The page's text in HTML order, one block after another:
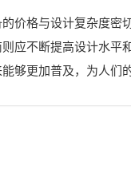
价格与设计复杂度密
应不断提高设计水平
够更加普及，为人们